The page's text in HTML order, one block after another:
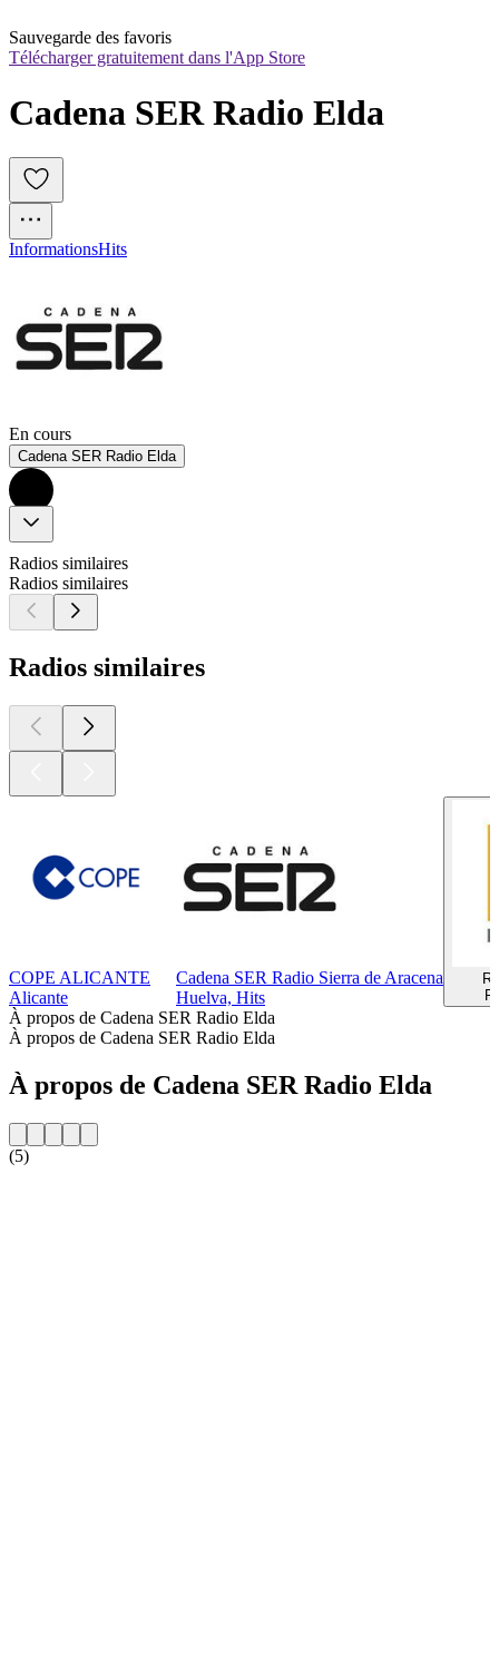
Sauvegarde des favoris
Télécharger gratuitement dans l'App Store
Cadena SER Radio Elda
InformationsHits
En cours
Cadena SER Radio Elda
Radios similaires
Radios similaires
Radios similaires
COPE ALICANTE
Alicante
Cadena SER Radio Sierra de Aracena
Huelva, Hits
À propos de Cadena SER Radio Elda
À propos de Cadena SER Radio Elda
À propos de Cadena SER Radio Elda
(5)